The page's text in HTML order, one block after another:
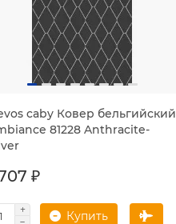
caby Ковер бельгийский
81228 Anthracite-
₽
Купить